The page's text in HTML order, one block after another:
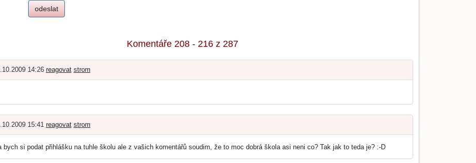
Komentáře 208 - 216 z 287
14:26 reagovat strom
15:41 reagovat strom
bych si podat přihlášku na tuhle školu ale z vašich komentářů soudim, že to moc dobrá škola asi neni co? Tak jak to teda je? :-D